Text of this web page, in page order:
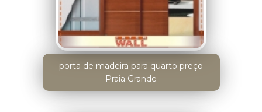
porta de madeira para quarto preço
Praia Grande